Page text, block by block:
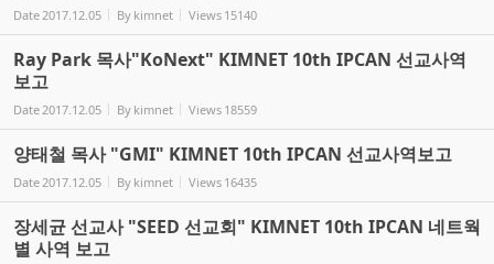
Date 2017.12.05 By kimnet Views 15140
Ray Park 목사"KoNext" KIMNET 10th IPCAN 선교사역
보고
Date 2017.12.05 By kimnet Views 18559
양태철 목사 "GMI" KIMNET 10th IPCAN 선교사역보고
Date 2017.12.05 By kimnet Views 16435
장세균 선교사 "SEED 선교회" KIMNET 10th IPCAN 네트웍
별 사역 보고